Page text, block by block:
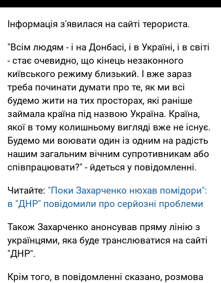
Інформація з'явилася на сайті терориста.
"Всім людям - і на Донбасі, і в Україні, і в світі
- стає очевидно, що кінець незаконного
київського режиму близький. І вже зараз
треба починати думати про те, як ми всі
будемо жити на тих просторах, які раніше
займала країна під назвою Україна. Країна,
якої в тому колишньому вигляді вже не існує.
Будемо ми воювати один із одним на радість
нашим загальним вічним супротивникам або
співпрацювати?" - йдеться у повідомленні.
Читайте: "Поки Захарченко нюхав помідори":
в "ДНР" повідомили про серйозні проблеми
Також Захарченко анонсував пряму лінію з
українцями, яка буде транслюватися на сайті
"ДНР".
Крім того, в повідомленні сказано, розмова